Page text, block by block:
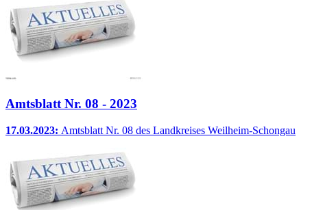
Amtsblatt Nr. 08 - 2023
17.03.2023: Amtsblatt Nr. 08 des Landkreises Weilheim-Schongau